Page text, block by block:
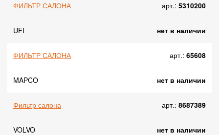
ФИЛЬТР САЛОНА арт.: 5310200
UFI нет в наличии
ФИЛЬТР САЛОНА арт.: 65608
MAPCO нет в наличии
Фильтр салона арт.: 8687389
VOLVO нет в наличии